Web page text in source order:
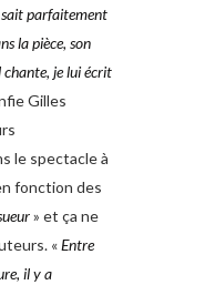
parfaitement
la pièce, son
chante, je lui écrit
Gilles
le spectacle à
fonction des
» et ça ne
«Entre
il y a